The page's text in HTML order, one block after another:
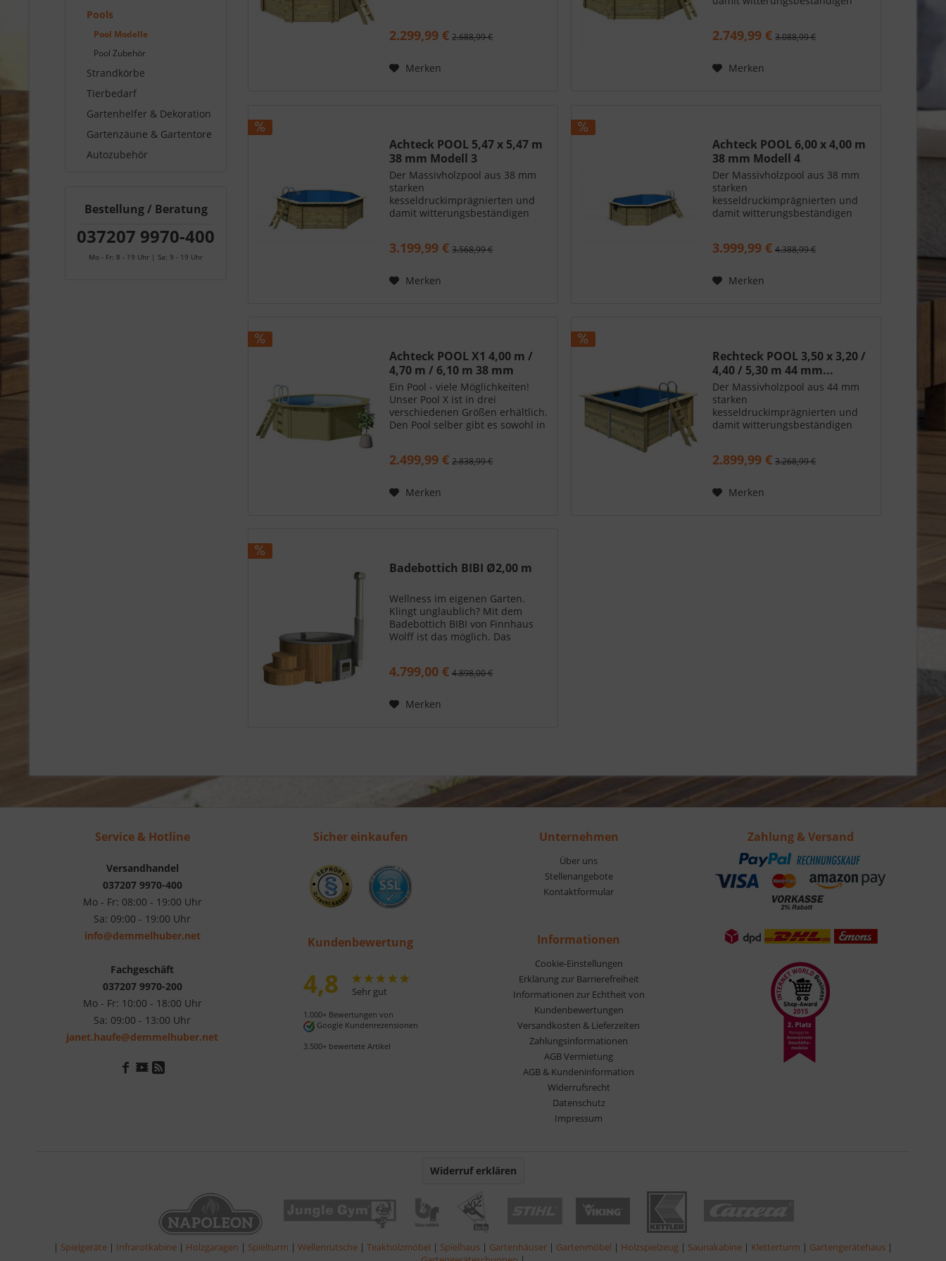
Pools
Pool Modelle
Pool Zubehör
Strandkörbe
Tierbedarf
Gartenhelfer & Dekoration
Gartenzäune & Gartentore
Autozubehör
Bestellung / Beratung
037207 9970-400
Mo - Fr: 8 - 19 Uhr | Sa: 9 - 19 Uhr
2.299,99 € 2.688,99 €
Merken
Garten. Dank einer Wassertiefe
von 11 m³ bzw. 16 m³ bietet er...
2.749,99 € 3.088,99 €
Merken
Achteck POOL 5,47 x 5,47 m
38 mm Modell 3
Der Massivholzpool aus 38 mm
starken
kesseldruckimprägnierten und
damit witterungsbeständigen
Garten. Dank einer Wassertiefe
von 21 m³ bietet er ausreichend...
3.199,99 € 3.568,99 €
Merken
Achteck POOL 6,00 x 4,00 m
38 mm Modell 4
Der Massivholzpool aus 38 mm
starken
kesseldruckimprägnierten und
damit witterungsbeständigen
Garten. Dank einer Wassertiefe
von 19,5 m³ bietet er
ausreichend...
3.999,99 € 4.388,99 €
Merken
Achteck POOL X1 4,00 m /
4,70 m / 6,10 m 38 mm
Ein Pool - viele Möglichkeiten!
Unser Pool X ist in drei
verschiedenen Größen erhältlich.
Den Pool selber gibt es sowohl in
wassergrau . Somit haben Sie die
2.499,99 € 2.838,99 €
Merken
Rechteck POOL 3,50 x 3,20 /
4,40 / 5,30 m 44 mm...
Der Massivholzpool aus 44 mm
starken
kesseldruckimprägnierten und
damit witterungsbeständigen
Garten. Dank einer Wassertiefe
von 8,8 m³ bietet er
ausreichend...
2.899,99 € 3.268,99 €
Merken
Badebottich BIBI Ø2,00 m
Wellness im eigenen Garten.
Klingt unglaublich? Mit dem
Badebottich BIBI von Finnhaus
Wolff ist das möglich. Das
Ihrem Garten. Machen Sie aus
4.799,00 € 4.898,00 €
Merken
Service & Hotline
Versandhandel
037207 9970-400
Mo - Fr: 08:00 - 19:00 Uhr
Sa: 09:00 - 19:00 Uhr
info@demmelhuber.net
Fachgeschäft
037207 9970-200
Mo - Fr: 10:00 - 18:00 Uhr
Sa: 09:00 - 13:00 Uhr
janet.haufe@demmelhuber.net
Sicher einkaufen
Kundenbewertung
4,8 Sehr gut
1.000+ Bewertungen von
Google Kundenrezensionen
3.500+ bewertete Artikel
Unternehmen
Über uns
Stellenangebote
Kontaktformular
Informationen
Cookie-Einstellungen
Erklärung zur Barrierefreiheit
Informationen zur Echtheit von
Kundenbewertungen
Versandkosten & Lieferzeiten
Zahlungsinformationen
AGB Vermietung
AGB & Kundeninformation
Widerrufsrecht
Datenschutz
Impressum
Zahlung & Versand
Widerruf erklären
| Spielgeräte | Infrarotkabine | Holzgaragen | Spielturm | Wellenrutsche | Teakholzmöbel | Spielhaus | Gartenhäuser | Gartenmöbel | Holzspielzeug | Saunakabine | Kletterturm | Gartengerätehaus |